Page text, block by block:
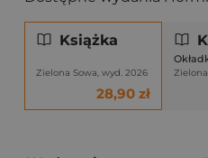
Książka
Zielona Sowa, wyd. 2026
28,90 zł